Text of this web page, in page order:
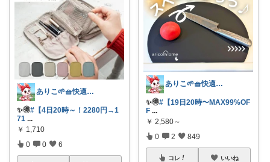
ありこ🌱🧺快適な暮らし雑貨🌻
✨️🉐#【4日20時～！2280円→1
71 ...
￥ 1,710
0 0 6
ありこ🌱🧺快適な暮らし雑貨🌻
✨️🉐#【19日20時〜MAX99%OF
F ...
￥ 2,580～
0 2 849
コレ いいね